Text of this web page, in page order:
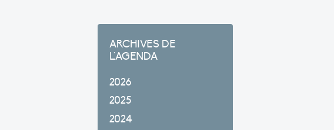
ARCHIVES DE
L'AGENDA
2026
2025
2024